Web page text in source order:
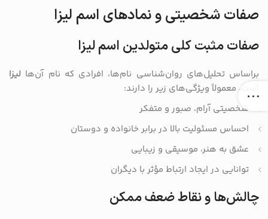
صفات شخصیتی و نمادهای اسم لیزا
صفات مثبت کلی متولدین اسم لیزا
براساس تحلیل‌های روان‌شناسی نام‌ها، افرادی که نام آن‌ها لیزا
است، معمولاً ویژگی‌های زیر را دارند:
شخصیتی آرام، صبور و متفکر
احساس مسئولیت بالا در برابر خانواده و دوستان
عشق به هنر، موسیقی و زیبایی
توانایی در ایجاد ارتباط مؤثر با دیگران
چالش‌ها و نقاط ضعف ممکن